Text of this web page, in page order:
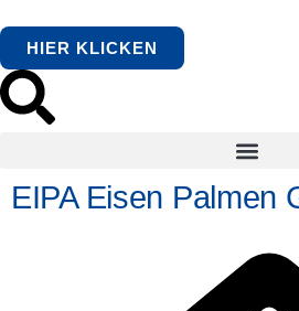
HIER KLICKEN
EIPA Eisen Palmen